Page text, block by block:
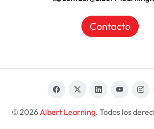
Contacto
© 2026Albert Learning. Todos los